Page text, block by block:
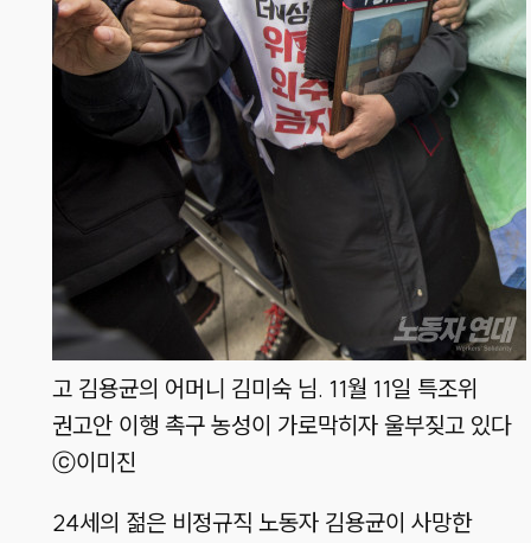
고 김용균의 어머니 김미숙 님. 11월 11일 특조위
권고안 이행 촉구 농성이 가로막히자 울부짖고 있다
ⓒ이미진
24세의 젊은 비정규직 노동자 김용균이 사망한